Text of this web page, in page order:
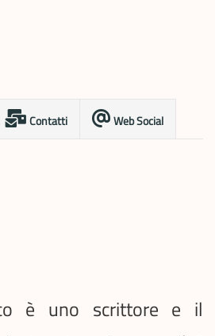
Contatti Web Social
è uno scrittore e il